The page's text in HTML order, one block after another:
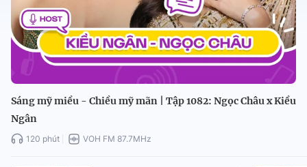
Sáng mỹ miều - Chiều mỹ mãn | Tập 1082: Ngọc Châu x Kiều
Ngân
120 phút VOH FM 87.7MHz